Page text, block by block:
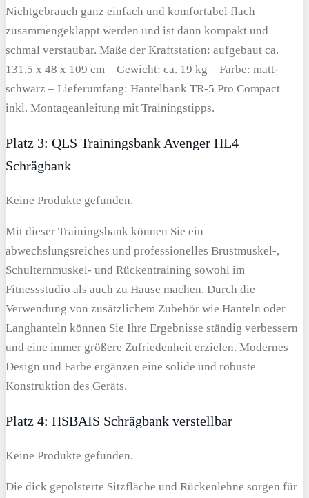
Nichtgebrauch ganz einfach und komfortabel flach
zusammengeklappt werden und ist dann kompakt und
schmal verstaubar. Maße der Kraftstation: aufgebaut ca.
131,5 x 48 x 109 cm – Gewicht: ca. 19 kg – Farbe: matt-
schwarz – Lieferumfang: Hantelbank TR-5 Pro Compact
inkl. Montageanleitung mit Trainingstipps.
Platz 3: QLS Trainingsbank Avenger HL4
Schrägbank
Keine Produkte gefunden.
Mit dieser Trainingsbank können Sie ein
abwechslungsreiches und professionelles Brustmuskel-,
Schulternmuskel- und Rückentraining sowohl im
Fitnessstudio als auch zu Hause machen. Durch die
Verwendung von zusätzlichem Zubehör wie Hanteln oder
Langhanteln können Sie Ihre Ergebnisse ständig verbessern
und eine immer größere Zufriedenheit erzielen. Modernes
Design und Farbe ergänzen eine solide und robuste
Konstruktion des Geräts.
Platz 4: HSBAIS Schrägbank verstellbar
Keine Produkte gefunden.
Die dick gepolsterte Sitzfläche und Rückenlehne sorgen für